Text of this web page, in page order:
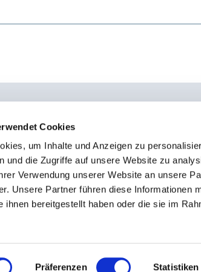
Cookies
um Inhalte und Anzeigen zu
und die Zugriffe auf unsere Website zu
Verwendung unserer Website an unsere
Unsere Partner führen diese Informationen
ihnen bereitgestellt haben oder die sie im
Präferenzen Statistiken
0451 - 4 79 95 0
info@osteopathie-institut-